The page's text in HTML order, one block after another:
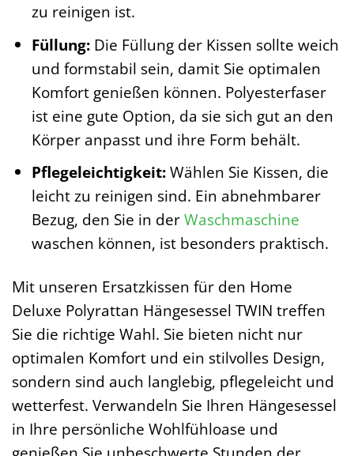
zu reinigen ist.
Füllung:Die Füllung der Kissen sollte weich
und formstabil sein, damit Sie optimalen
Komfort genießen können. Polyesterfaser
ist eine gute Option, da sie sich gut an den
Körper anpasst und ihre Form behält.
Pflegeleichtigkeit:Wählen Sie Kissen, die
leicht zu reinigen sind. Ein abnehmbarer
Bezug, den Sie in derWaschmaschine
waschen können, ist besonders praktisch.
Mit unseren Ersatzkissen für den Home
Deluxe Polyrattan Hängesessel TWIN treffen
Sie die richtige Wahl. Sie bieten nicht nur
optimalen Komfort und ein stilvolles Design,
sondern sind auch langlebig, pflegeleicht und
wetterfest. Verwandeln Sie Ihren Hängesessel
in Ihre persönliche Wohlfühloase und